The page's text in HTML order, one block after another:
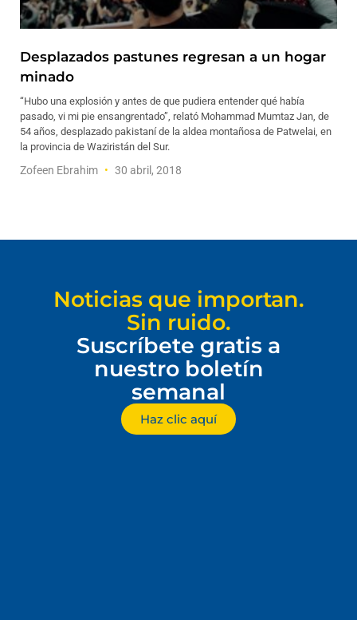
Desplazados pastunes regresan a un hogar
minado
“Hubo una explosión y antes de que pudiera entender qué había
pasado, vi mi pie ensangrentado”, relató Mohammad Mumtaz Jan, de
54 años, desplazado pakistaní de la aldea montañosa de Patwelai, en
la provincia de Waziristán del Sur.
Zofeen Ebrahim 30 abril, 2018
Noticias que importan.
Sin ruido.
Suscríbete gratis a
nuestro boletín
semanal
Haz clic aquí